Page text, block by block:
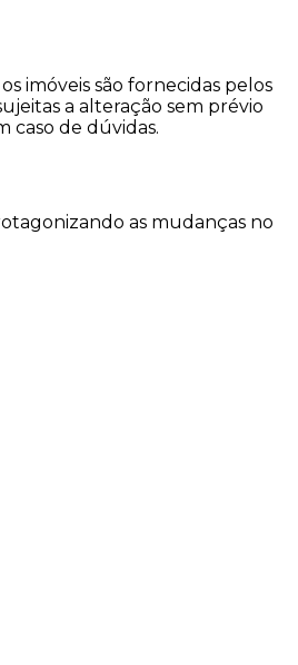
imóveis são fornecidas pelos
a alteração sem prévio
caso de dúvidas.
as mudanças no